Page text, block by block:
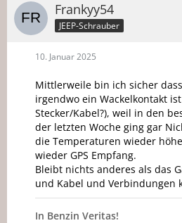
Frankyy54
JEEP-Schrauber
10. Januar 2025
Mittlerweile bin ich sicher
irgendwo ein Wackelkontakt
Stecker/Kabel?), weil in den
der letzten Woche ging gar
die Temperaturen wieder
wieder GPS Empfang.
Bleibt nichts anderes als das
und Kabel und Verbindungen
In Benzin Veritas!